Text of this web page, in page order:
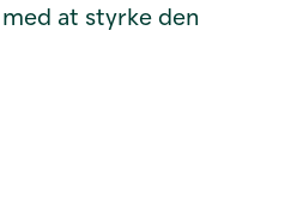
at styrke den